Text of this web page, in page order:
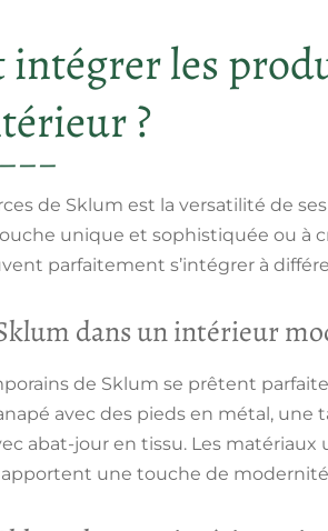
intégrer les
?
de Sklum est la versatilité de
unique et sophistiquée ou à
parfaitement s’intégrer à
dans un intérieur
de Sklum se prêtent
avec des pieds en métal, une
abat-jour en tissu. Les
une touche de